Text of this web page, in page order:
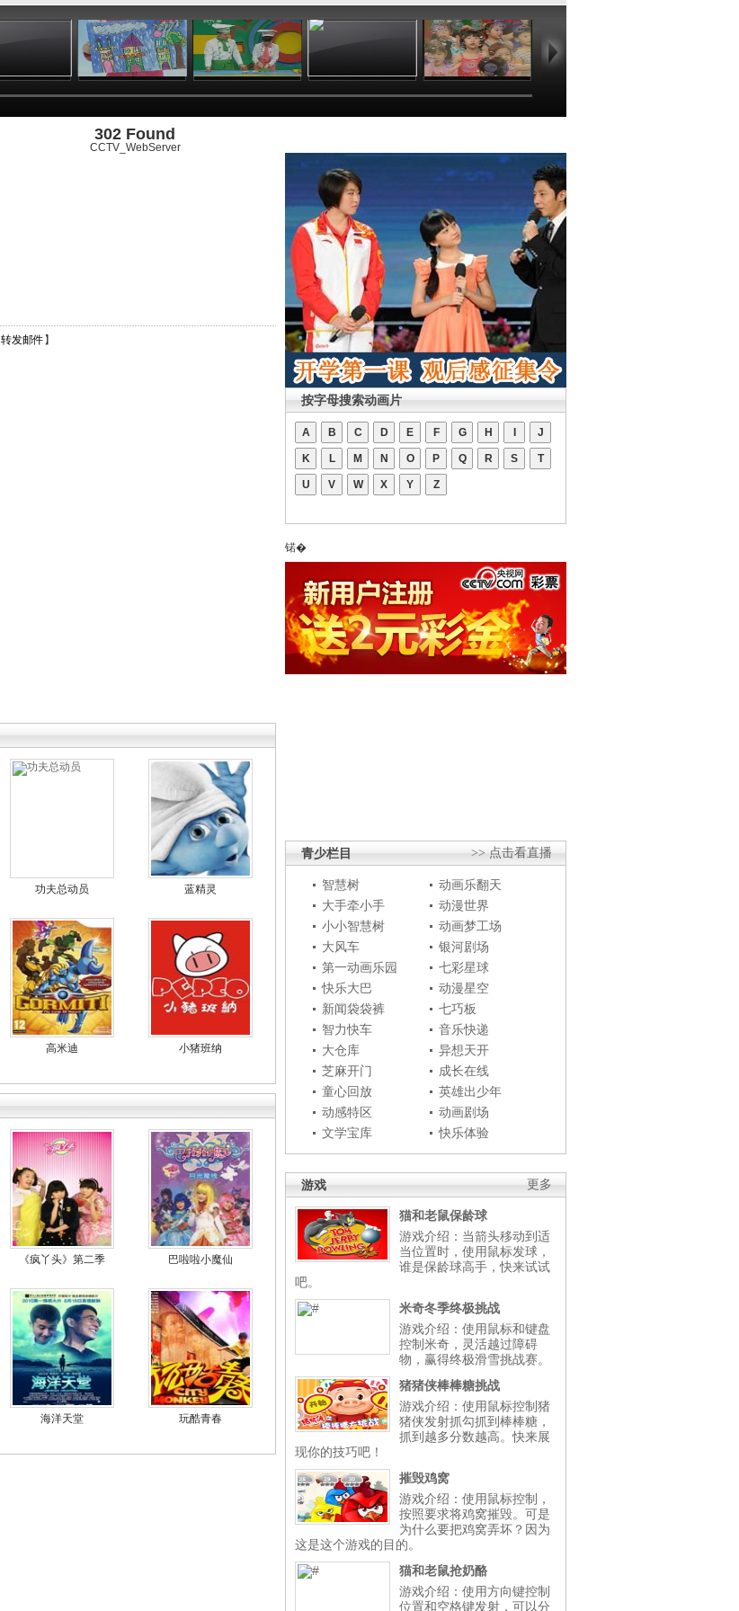
01:49 02:34 10:13 04:59 02:18
302 Found
CCTV_WebServer
转发邮件 】
功夫总动员 蓝精灵
高米迪 小猪班纳
《疯丫头》第二季 巴啦啦小魔仙
海洋天堂 玩酷青春
按字母搜索动画片
A B C D E F G H J
K L M N O P Q R S T
U V W X Y Z
锘�
>> 点击看直播
青少栏目
智慧树
动画乐翻天
大手牵小手
动漫世界
小小智慧树
动画梦工场
大风车
银河剧场
第一动画乐园
七彩星球
快乐大巴
动漫星空
新闻袋袋裤
七巧板
智力快车
音乐快递
大仓库
异想天开
芝麻开门
成长在线
童心回放
英雄出少年
动感特区
动画剧场
文学宝库
快乐体验
更多
游戏
猫和老鼠保龄球
游戏介绍：当箭头移动到适
当位置时，使用鼠标发球，
谁是保龄球高手，快来试试
吧。
米奇冬季终极挑战
游戏介绍：使用鼠标和键盘
控制米奇，灵活越过障碍
物，赢得终极滑雪挑战赛。
猪猪侠棒棒糖挑战
游戏介绍：使用鼠标控制猪
猪侠发射抓勾抓到棒棒糖，
抓到越多分数越高。快来展
现你的技巧吧！
摧毁鸡窝
游戏介绍：使用鼠标控制，
按照要求将鸡窝摧毁。可是
为什么要把鸡窝弄坏？因为
这是这个游戏的目的。
猫和老鼠抢奶酪
游戏介绍：使用方向键控制
位置和空格键发射，可以分